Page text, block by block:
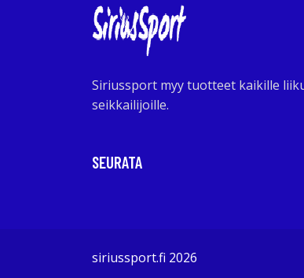
Siriussport myy tuotteet kaikille
seikkailijoille.
SEURATA
siriussport.fi 2026